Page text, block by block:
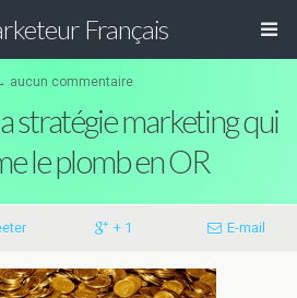
Français
aucun commentaire
stratégie marketing qui
le plomb en OR
+ 1 E-mail